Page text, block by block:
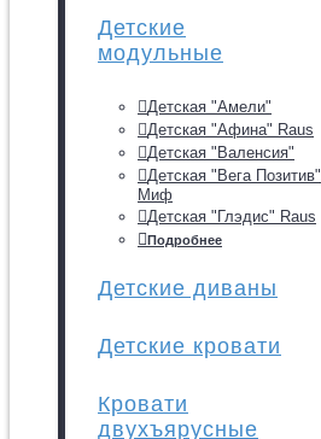
Детские
модульные
Детская "Амели"
Детская "Афина" Raus
Детская "Валенсия"
Детская "Вега Позитив"
Миф
Детская "Глэдис" Raus
Подробнее
Детские диваны
Детские кровати
Кровати
двухъярусные